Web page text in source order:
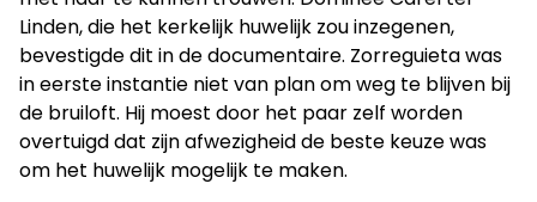
Linden, die het kerkelijk huwelijk zou inzegenen,
bevestigde dit in de documentaire. Zorreguieta was
in eerste instantie niet van plan om weg te blijven bij
de bruiloft. Hij moest door het paar zelf worden
overtuigd dat zijn afwezigheid de beste keuze was
om het huwelijk mogelijk te maken.